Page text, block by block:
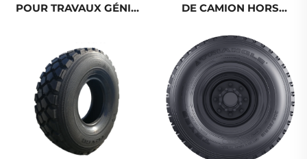
POUR TRAVAUX GÉNIE
DE CAMION HORS
395/85R20 APP-
TERRAIN TBR